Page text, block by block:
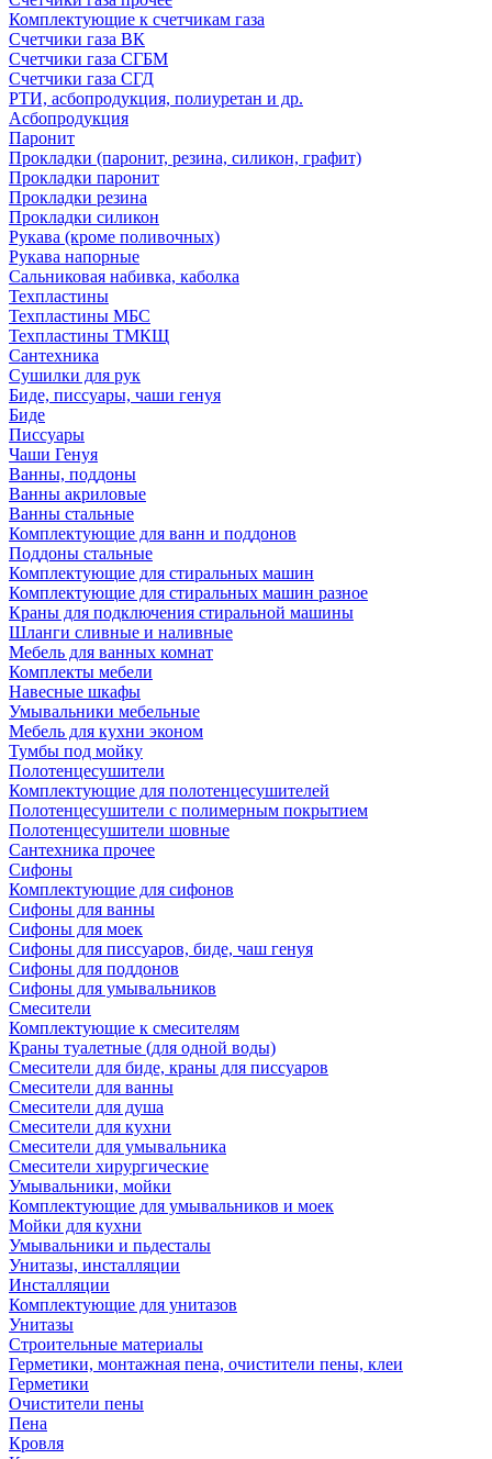
Комплектующие к счетчикам газа
Счетчики газа ВК
Счетчики газа СГБМ
Счетчики газа СГД
РТИ, асбопродукция, полиуретан и др.
Асбопродукция
Паронит
Прокладки (паронит, резина, силикон, графит)
Прокладки паронит
Прокладки резина
Прокладки силикон
Рукава (кроме поливочных)
Рукава напорные
Сальниковая набивка, каболка
Техпластины
Техпластины МБС
Техпластины ТМКЩ
Сантехника
Сушилки для рук
Биде, писсуары, чаши генуя
Биде
Писсуары
Чаши Генуя
Ванны, поддоны
Ванны акриловые
Ванны стальные
Комплектующие для ванн и поддонов
Поддоны стальные
Комплектующие для стиральных машин
Комплектующие для стиральных машин разное
Краны для подключения стиральной машины
Шланги сливные и наливные
Мебель для ванных комнат
Комплекты мебели
Навесные шкафы
Умывальники мебельные
Мебель для кухни эконом
Тумбы под мойку
Полотенцесушители
Комплектующие для полотенцесушителей
Полотенцесушители с полимерным покрытием
Полотенцесушители шовные
Сантехника прочее
Сифоны
Комплектующие для сифонов
Сифоны для ванны
Сифоны для моек
Сифоны для писсуаров, биде, чаш генуя
Сифоны для поддонов
Сифоны для умывальников
Смесители
Комплектующие к смесителям
Краны туалетные (для одной воды)
Смесители для биде, краны для писсуаров
Смесители для ванны
Смесители для душа
Смесители для кухни
Смесители для умывальника
Смесители хирургические
Умывальники, мойки
Комплектующие для умывальников и моек
Мойки для кухни
Умывальники и пьдесталы
Унитазы, инсталляции
Инсталляции
Комплектующие для унитазов
Унитазы
Строительные материалы
Герметики, монтажная пена, очистители пены, клеи
Герметики
Очистители пены
Пена
Кровля